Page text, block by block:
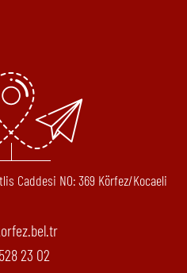
Caddesi N0: 369 Körfez/Kocaeli
23 02